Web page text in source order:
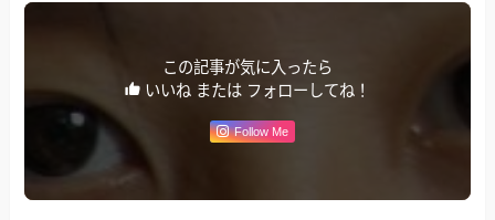
この記事が気に入ったら
いいね または フォローしてね！
Follow Me